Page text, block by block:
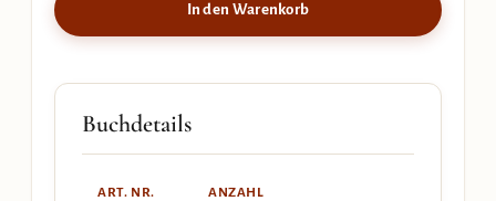
In den Warenkorb
Buchdetails
ART. NR.
ANZAHL